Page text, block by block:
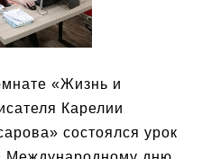
«Жизнь и
Карелии
состоялся урок